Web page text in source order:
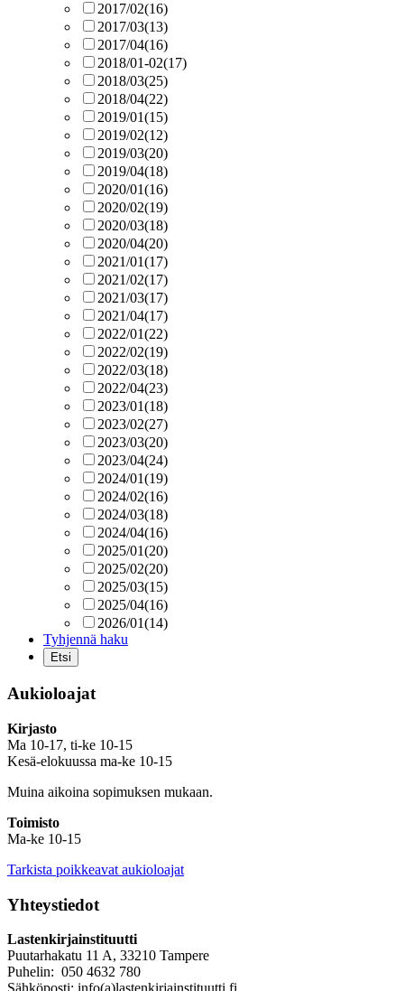
2017/02(16)
2017/03(13)
2017/04(16)
2018/01-02(17)
2018/03(25)
2018/04(22)
2019/01(15)
2019/02(12)
2019/03(20)
2019/04(18)
2020/01(16)
2020/02(19)
2020/03(18)
2020/04(20)
2021/01(17)
2021/02(17)
2021/03(17)
2021/04(17)
2022/01(22)
2022/02(19)
2022/03(18)
2022/04(23)
2023/01(18)
2023/02(27)
2023/03(20)
2023/04(24)
2024/01(19)
2024/02(16)
2024/03(18)
2024/04(16)
2025/01(20)
2025/02(20)
2025/03(15)
2025/04(16)
2026/01(14)
Tyhjennä haku
Aukioloajat
Kirjasto
Ma 10-17, ti-ke 10-15
Kesä-elokuussa ma-ke 10-15
Muina aikoina sopimuksen mukaan.
Toimisto
Ma-ke 10-15
Tarkista poikkeavat aukioloajat
Yhteystiedot
Lastenkirjainstituutti
Puutarhakatu 11 A, 33210 Tampere
Puhelin: 050 4632 780